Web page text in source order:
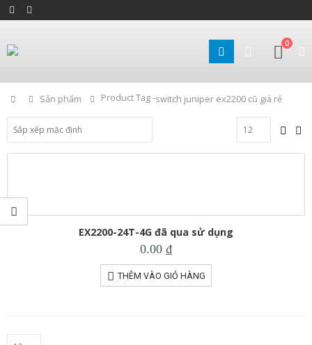
0
Home
Sản phẩm Product Tag -switch juniper ex2200 cũ giá rẻ
EX2200-24T-4G đã qua sử dụng
0.00 ₫
THÊM VÀO GIỎ HÀNG